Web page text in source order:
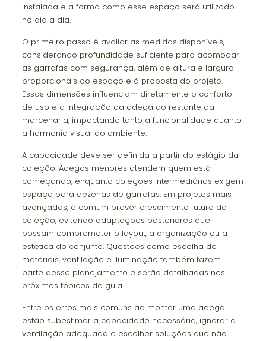
instalada e a forma como esse espaço será utilizado
no dia a dia.
O primeiro passo é avaliar as medidas disponíveis,
considerando profundidade suficiente para acomodar
as garrafas com segurança, além de altura e largura
proporcionais ao espaço e à proposta do projeto.
Essas dimensões influenciam diretamente o conforto
de uso e a integração da adega ao restante da
marcenaria, impactando tanto a funcionalidade quanto
a harmonia visual do ambiente.
A capacidade deve ser definida a partir do estágio da
coleção. Adegas menores atendem quem está
começando, enquanto coleções intermediárias exigem
espaço para dezenas de garrafas. Em projetos mais
avançados, é comum prever crescimento futuro da
coleção, evitando adaptações posteriores que
possam comprometer o layout, a organização ou a
estética do conjunto. Questões como escolha de
materiais, ventilação e iluminação também fazem
parte desse planejamento e serão detalhadas nos
próximos tópicos do guia.
Entre os erros mais comuns ao montar uma adega
estão subestimar a capacidade necessária, ignorar a
ventilação adequada e escolher soluções que não